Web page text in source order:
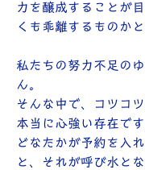
力を醸成することが
くも乖離するものか
私たちの努力不足の
ん。
そんな中で、コツコ
本当に心強い存在で
どなたかが予約を入
と、それが呼び水と